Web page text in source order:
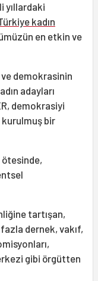
yıllardaki
kadın
en etkin ve
demokrasinin
adayları
demokrasiyi
kurulmuş bir
tartışan,
dernek, vakıf,
gibi örgütten